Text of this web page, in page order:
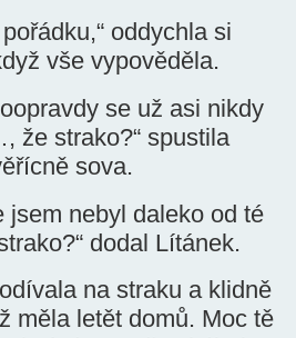
oddychla si
vše vypověděla.
se už asi nikdy
že strako?“ spustila
sova.
nebyl daleko od té
dodal Lítánek.
na straku a klidně
měla letět domů. Moc tě